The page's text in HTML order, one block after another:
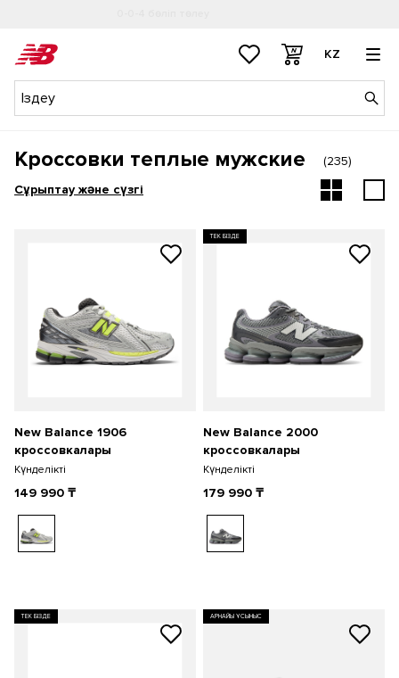
KZ
Кроссовки теплые мужские (235)
Сұрыптау және сүзгі
New Balance 1906
кроссовкалары
Күнделікті
149 990 ₸
ТЕК БІЗДЕ
New Balance 2000
кроссовкалары
Күнделікті
179 990 ₸
ТЕК БІЗДЕ АРНАЙЫ ҰСЫНЫС